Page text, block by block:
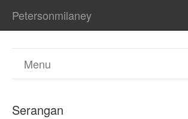
Petersonmilaney
Menu
Serangan